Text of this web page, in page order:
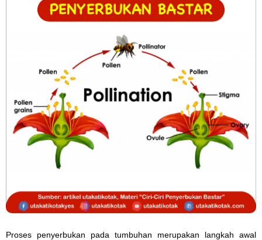
Proses penyerbukan pada tumbuhan merupakan langkah awal